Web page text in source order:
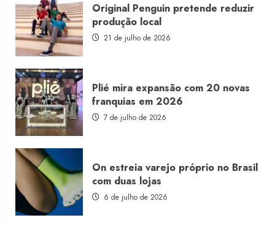
Original Penguin pretende reduzir
produção local
21 de julho de 2026
Plié mira expansão com 20 novas
franquias em 2026
7 de julho de 2026
On estreia varejo próprio no Brasil
com duas lojas
6 de julho de 2026